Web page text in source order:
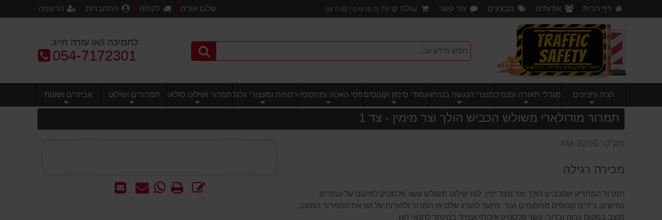
דף הבית אודותינו מבצעים צור קשר עגלת קניות (
0 פריטים | 0.00
₪) שלום אורח לקופה התחברות הרשמה
לתמיכה ו/או עזרה חייג:
טלפון:
054-7172301
חניה וחניונים מגדלי תאורה ופנסיםמוצרי הנגשה בטיחותיעמודי סימון וקונוסיםפסי האטה ומחסומיםרמפות ומעצורי גלגלתמרור ושילוט סולארי תמרורים ושילוט אביזרים ושונות
תמרור מודולארי משולש הכביש הולך וצר מימין - צד 1
שלח
שאל WhatsApp
הדפס
מק"ט: AM-9205
מכירה רגילה
תמרור המתריע שהכביש הולך וצר מצד ימין. לוח שילוט משולש עשוי פלסטיק למיקום על עמודים
גמישים, ניידים קונוסים מחסומים ועוד. מיועד להציג שלט או תמרור ולהורות על הוראת התמרור המוצב.
מוצב במקום גבוה וברור, עשוי פלסטיק איכותי ועמיד במיוחד לתנאי חוץ.